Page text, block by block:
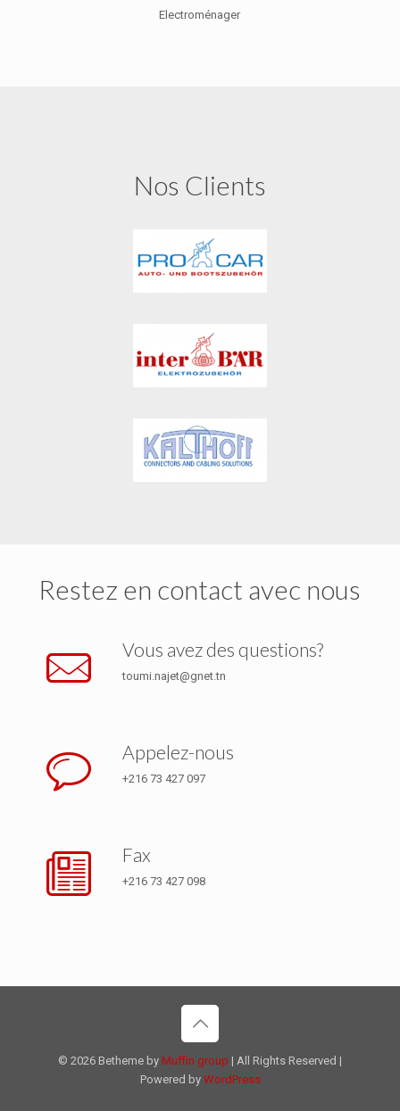
Electroménager
Nos Clients
Restez en contact avec nous
Vous avez des questions?
toumi.najet@gnet.tn
Appelez-nous
+216 73 427 097
Fax
+216 73 427 098
© 2026 Betheme by Muffin group | All Rights Reserved |
Powered by WordPress